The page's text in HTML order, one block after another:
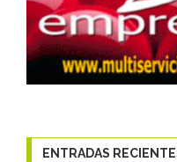
ENTRADAS